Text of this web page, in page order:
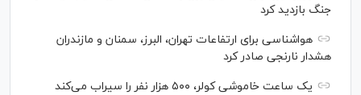
جنگ بازدید کرد
هواشناسی برای ارتفاعات تهران، البرز، سمنان و مازندران
هشدار نارنجی صادر کرد
یک ساعت خاموشی کولر، ۵۰۰ هزار نفر را سیراب می‌کند